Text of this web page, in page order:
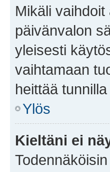
Mikäli
päivänvalon
yleisesti
vaihtamaan
heittää
Ylös
Kieltäni ei